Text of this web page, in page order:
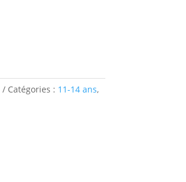
Catégories : 11-14 ans,